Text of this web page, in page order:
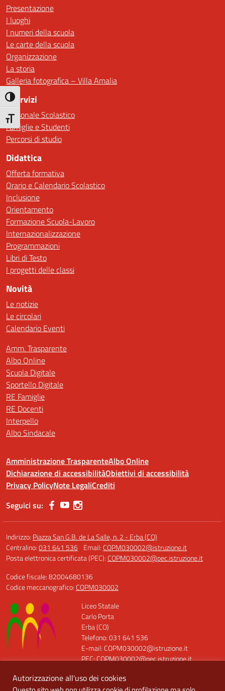
Attiva/disattiva alto contrasto
Attiva/disattiva dimensione testo
Presentazione
I luoghi
I numeri della scuola
Le carte della scuola
Organizzazione
La storia
Galleria fotografica – Villa Amalia
I Servizi
Personale Scolastico
Famiglie e Studenti
Percorsi di studio
Didattica
Offerta formativa
Orario e Calendario Scolastico
Inclusione
Orientamento
Formazione Scuola-Lavoro
Internazionalizzazione
Programmazioni
Libri di Testo
I progetti delle classi
Novità
Le notizie
Le circolari
Calendario Eventi
Amm. Trasparente
Albo Online
Scuola Digitale
Sportello Digitale
RE Famiglie
RE Docenti
Interpello
Albo Sindacale
Amministrazione TrasparenteAlbo Online
Dichiarazione di accessibilitàObiettivi di accessibilità
Privacy PolicyNote LegaliCrediti
Seguici su:
Indirizzo: Piazza San G.B. de La Salle, n. 2 - Erba (CO)
Centralino:031 641 536 Email: COPM030002@istruzione.it
Posta elettronica certificata (PEC): COPM030002@pec.istruzione.it
Codice fiscale: 82004680136
Codice meccanografico: COPM030002
Liceo Statale
Carlo Porta
Erba (CO)
Telefono: 031 641 536
E-mail: COPM030002@istruzione.it
PEC: COPM030002@pec.istruzione.it
Codice Fiscale: 82004680136
Autorizzazione all'uso dei cookies